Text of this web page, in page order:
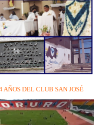
AÑOS DEL CLUB SAN JOSÉ